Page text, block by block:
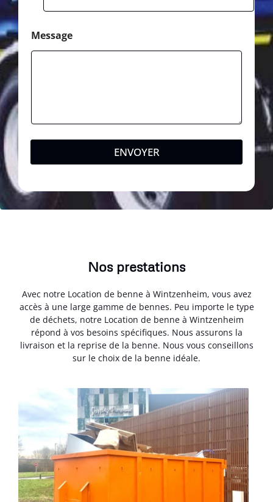
Message
ENVOYER
Nos prestations
Avec notre Location de benne à Wintzenheim, vous avez
accès à une large gamme de bennes. Peu importe le type
de déchets, notre Location de benne à Wintzenheim
répond à vos besoins spécifiques. Nous assurons la
livraison et la reprise de la benne. Nous vous conseillons
sur le choix de la benne idéale.